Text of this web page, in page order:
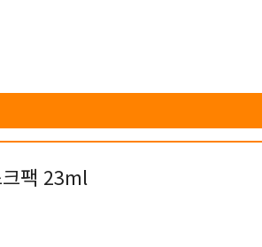
팩 23ml